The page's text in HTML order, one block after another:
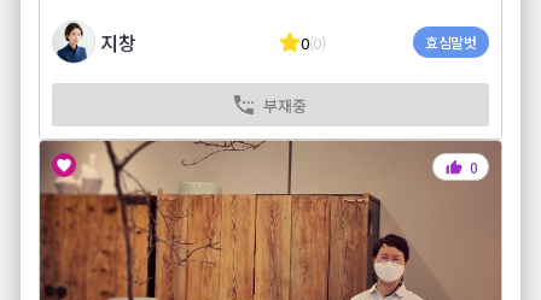
지창 0(0) 효심말벗
부재중
0